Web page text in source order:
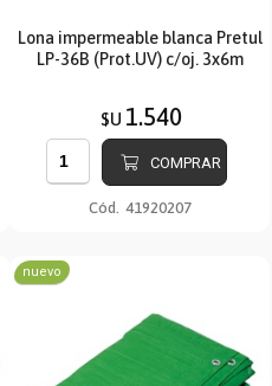
Lona impermeable blanca Pretul
LP-36B (Prot.UV) c/oj. 3x6m
$U 1.540
COMPRAR
Cód. 41920207
nuevo